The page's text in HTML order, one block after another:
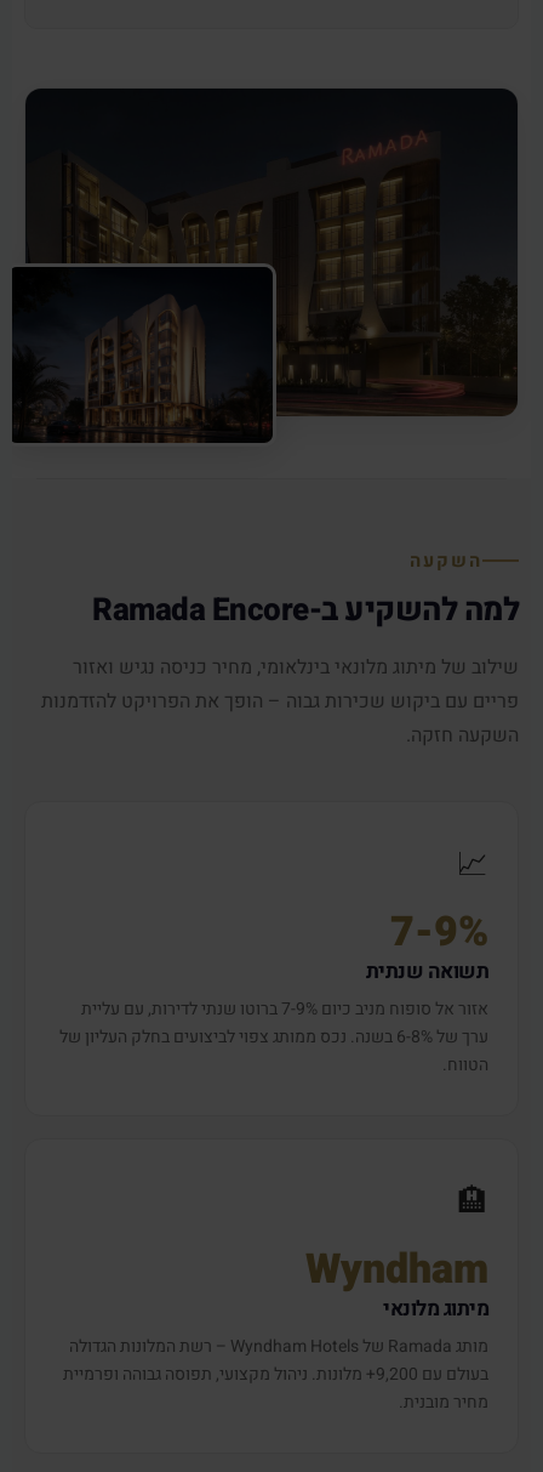
השקעה
למה להשקיע ב-Ramada Encore
שילוב של מיתוג מלונאי בינלאומי, מחיר כניסה נגיש ואזור
פריים עם ביקוש שכירות גבוה – הופך את הפרויקט להזדמנות
השקעה חזקה.
📈
7-9%
תשואה שנתית
אזור אל סופוח מניב כיום 7-9% ברוטו שנתי לדירות, עם עליית
ערך של 6-8% בשנה. נכס ממותג צפוי לביצועים בחלק העליון של
הטווח.
🏨
Wyndham
מיתוג מלונאי
מותג Ramada של Wyndham Hotels – רשת המלונות הגדולה
בעולם עם 9,200+ מלונות. ניהול מקצועי, תפוסה גבוהה ופרמיית
מחיר מובנית.